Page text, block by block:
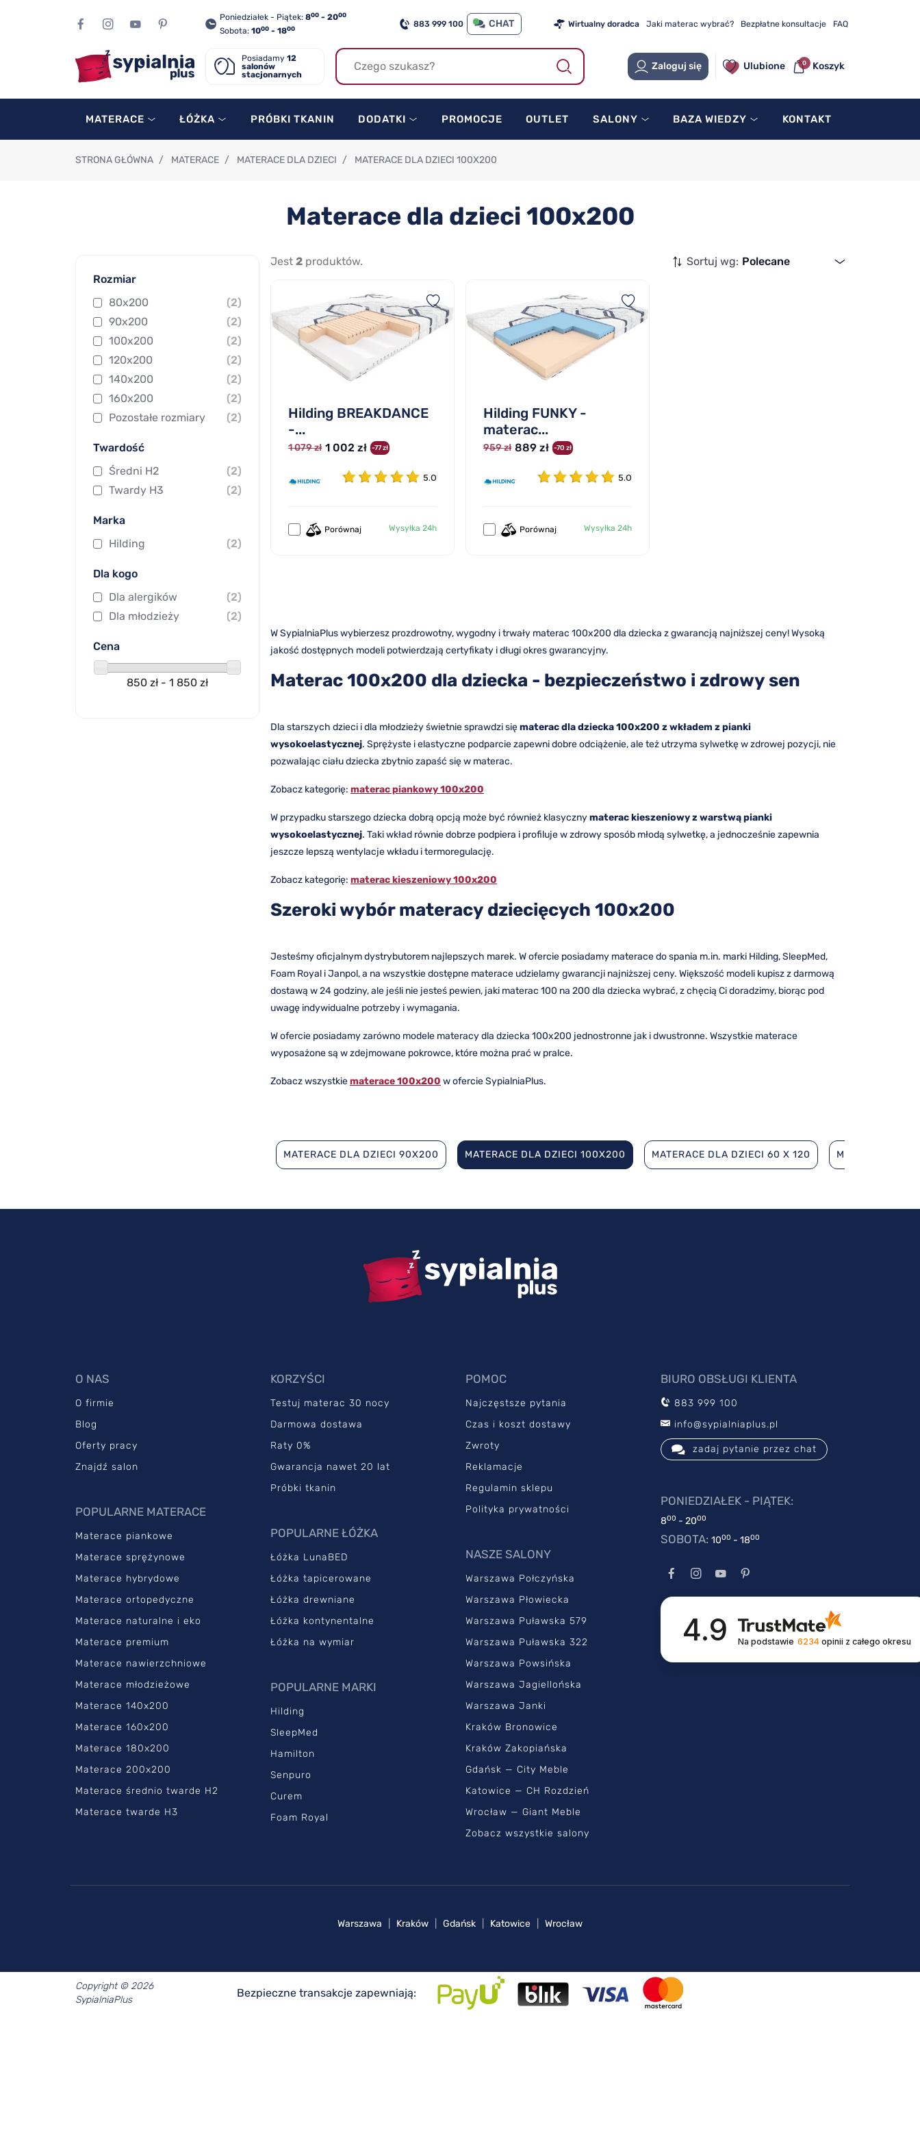
Poniedziałek - Piątek: 800 - 2000
Sobota: 1000 - 1800 883 999 100 CHAT Wirtualny doradca Jaki materac wybrać? Bezpłatne konsultacje FAQ
Posiadamy 12
salonów
stacjonarnych
Zaloguj się Ulubione Koszyk
0
MATERACE ŁÓŻKA PRÓBKI TKANIN DODATKI PROMOCJE OUTLET SALONY BAZA WIEDZY KONTAKT
STRONA GŁÓWNA / MATERACE / MATERACE DLA DZIECI / MATERACE DLA DZIECI 100X200
Materace dla dzieci 100x200
Rozmiar
80x200
(2)
90x200
(2)
100x200
(2)
120x200
(2)
140x200
(2)
160x200
(2)
Pozostałe rozmiary
(2)
Twardość
Średni H2
(2)
Twardy H3
(2)
Marka
Hilding
(2)
Dla kogo
Dla alergików
(2)
Dla młodzieży
(2)
Cena
850 zł - 1 850 zł
Jest 2 produktów. Sortuj wg: Polecane
Hilding BREAKDANCE
-...
1 079 zł 1 002 zł -77 zł
5.0
Porównaj Wysyłka 24h
Hilding FUNKY -
materac...
959 zł 889 zł -70 zł
5.0
Porównaj Wysyłka 24h
W SypialniaPlus wybierzesz prozdrowotny, wygodny i trwały materac 100x200 dla dziecka z gwarancją najniższej ceny! Wysoką
jakość dostępnych modeli potwierdzają certyfikaty i długi okres gwarancyjny.
Materac 100x200 dla dziecka - bezpieczeństwo i zdrowy sen
Dla starszych dzieci i dla młodzieży świetnie sprawdzi sięmaterac dla dziecka 100x200 z wkładem z pianki
wysokoelastycznej. Sprężyste i elastyczne podparcie zapewni dobre odciążenie, ale też utrzyma sylwetkę w zdrowej pozycji, nie
pozwalając ciału dziecka zbytnio zapaść się w materac.
Zobacz kategorię: materac piankowy 100x200
W przypadku starszego dziecka dobrą opcją może być również klasycznymaterac kieszeniowy z warstwą pianki
wysokoelastycznej. Taki wkład równie dobrze podpiera i profiluje w zdrowy sposób młodą sylwetkę, a jednocześnie zapewnia
jeszcze lepszą wentylacje wkładu i termoregulację.
Zobacz kategorię: materac kieszeniowy 100x200
Szeroki wybór materacy dziecięcych 100x200
Jesteśmy oficjalnym dystrybutorem najlepszych marek. W ofercie posiadamy materace do spania m.in. marki Hilding, SleepMed,
Foam Royal i Janpol, a na wszystkie dostępne materace udzielamy gwarancji najniższej ceny. Większość modeli kupisz z darmową
dostawą w 24 godziny, ale jeśli nie jesteś pewien, jaki materac 100 na 200 dla dziecka wybrać, z chęcią Ci doradzimy, biorąc pod
uwagę indywidualne potrzeby i wymagania.
W ofercie posiadamy zarówno modele materacy dla dziecka 100x200 jednostronne jak i dwustronne. Wszystkie materace
wyposażone są w zdejmowane pokrowce, które można prać w pralce.
Zobacz wszystkiematerace 100x200 w ofercie SypialniaPlus.
MATERACE DLA DZIECI 90X200 MATERACE DLA DZIECI 100X200 MATERACE DLA DZIECI 60 X 120 MATERACE DLA
O NAS
O firmie
Blog
Oferty pracy
Znajdź salon
POPULARNE MATERACE
Materace piankowe
Materace sprężynowe
Materace hybrydowe
Materace ortopedyczne
Materace naturalne i eko
Materace premium
Materace nawierzchniowe
Materace młodzieżowe
Materace 140x200
Materace 160x200
Materace 180x200
Materace 200x200
Materace średnio twarde H2
Materace twarde H3
KORZYŚCI
Testuj materac 30 nocy
Darmowa dostawa
Raty 0%
Gwarancja nawet 20 lat
Próbki tkanin
POPULARNE ŁÓŻKA
Łóżka LunaBED
Łóżka tapicerowane
Łóżka drewniane
Łóżka kontynentalne
Łóżka na wymiar
POPULARNE MARKI
Hilding
SleepMed
Hamilton
Senpuro
Curem
Foam Royal
POMOC
Najczęstsze pytania
Czas i koszt dostawy
Zwroty
Reklamacje
Regulamin sklepu
Polityka prywatności
NASZE SALONY
Warszawa Połczyńska
Warszawa Płowiecka
Warszawa Puławska 579
Warszawa Puławska 322
Warszawa Powsińska
Warszawa Jagiellońska
Warszawa Janki
Kraków Bronowice
Kraków Zakopiańska
Gdańsk — City Meble
Katowice — CH Rozdzień
Wrocław — Giant Meble
Zobacz wszystkie salony
BIURO OBSŁUGI KLIENTA
883 999 100
info@sypialniaplus.pl
zadaj pytanie przez chat
PONIEDZIAŁEK - PIĄTEK:
800 - 2000
SOBOTA: 1000 - 1800
4.9 Na podstawie 6234 opinii z całego okresu
Warszawa Kraków Gdańsk Katowice Wrocław
Bezpieczne transakcje zapewniają:
Copyright © 2026
SypialniaPlus